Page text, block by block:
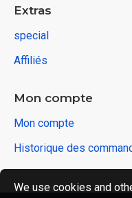
Extras
special
Affiliés
Mon compte
Mon compte
Historique des
We use cookies and